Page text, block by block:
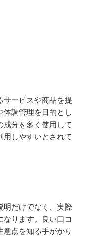
サービスや商品を提
調管理を目的とし
分を多く使用して
しやすいとされて
明だけでなく、実際
ります。良い口コ
点を知る手がかり